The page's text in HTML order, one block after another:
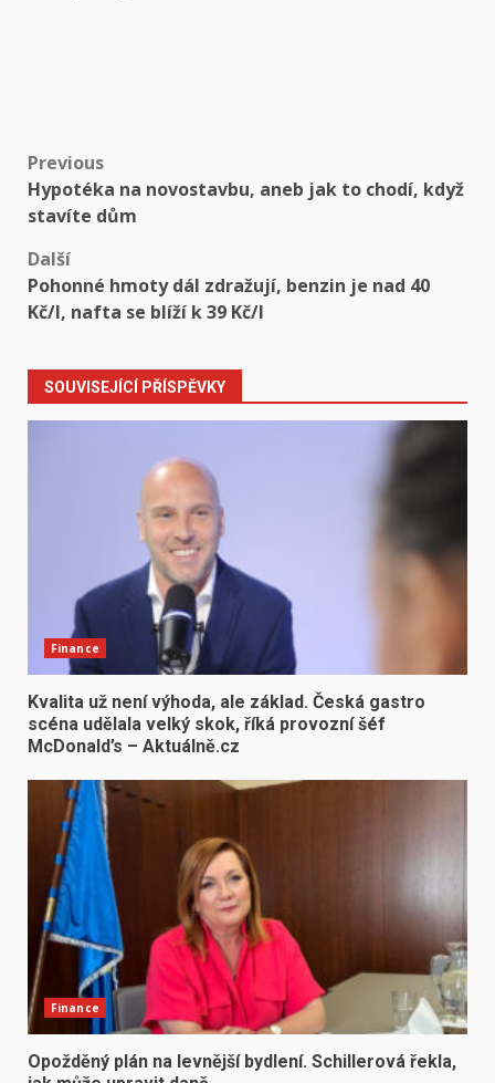
Post
navigation
Previous
Hypotéka na novostavbu, aneb jak to chodí, když
stavíte dům
Další
Pohonné hmoty dál zdražují, benzin je nad 40
Kč/l, nafta se blíží k 39 Kč/l
SOUVISEJÍCÍ PŘÍSPĚVKY
Finance
Kvalita už není výhoda, ale základ. Česká gastro
scéna udělala velký skok, říká provozní šéf
McDonald’s – Aktuálně.cz
Finance
Opožděný plán na levnější bydlení. Schillerová řekla,